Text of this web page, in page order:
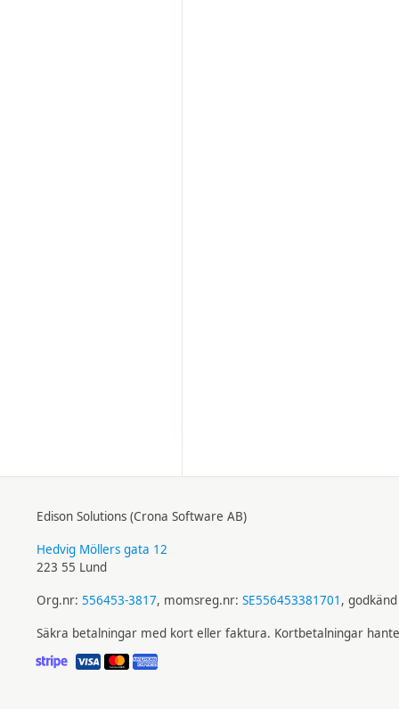
Edison Solutions (Crona Software AB)
Hedvig Möllers gata 12
223 55 Lund
Org.nr: 556453-3817, momsreg.nr: SE556453381701 ,
Säkra betalningar med kort eller faktura. Kortbetalningar